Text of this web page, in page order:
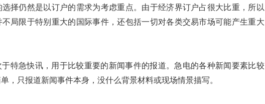
择仍然是以订户的需求为考虑重点。由于经济界订户占很大比重，所以
局限于特别重大的国际事件，还包括一切对各类交易市场可能产生重大
特急快讯，用于比较重要的新闻事件的报道。急电的各种新闻要素比较
，只报道新闻事件本身，没什么背景材料或现场情景描写。